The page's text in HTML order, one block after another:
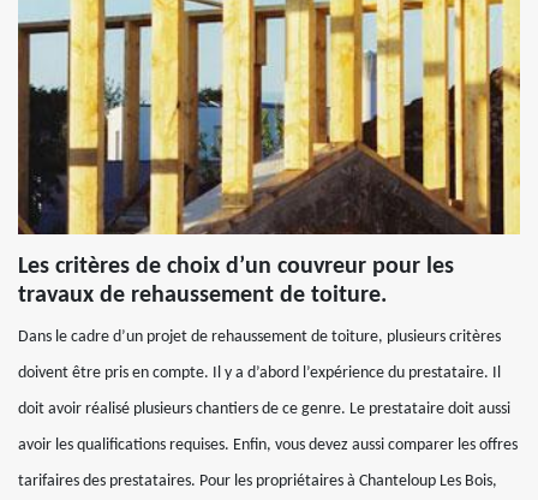
Les critères de choix d’un couvreur pour les
travaux de rehaussement de toiture.
Dans le cadre d’un projet de rehaussement de toiture, plusieurs critères
doivent être pris en compte. Il y a d’abord l’expérience du prestataire. Il
doit avoir réalisé plusieurs chantiers de ce genre. Le prestataire doit aussi
avoir les qualifications requises. Enfin, vous devez aussi comparer les offres
tarifaires des prestataires. Pour les propriétaires à Chanteloup Les Bois,